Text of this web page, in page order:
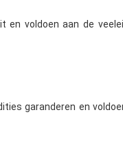
en voldoen aan de
garanderen en